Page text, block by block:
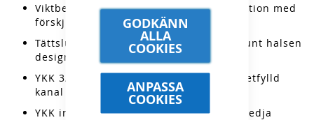
GODKÄNN
ALLA
COOKIES
ANPASSA
COOKIES
Viktbesparande v-formad kanalkonstruktion med
förskjutna sömmar
Tättslutande justerbar dunfylld kanal runt halsen
designad för minskad värmeförlust
YKK 3/4-lång huvuddragkedja med syntetfylld
kanal för att minska kallras
YKK invändig förvaringsficka med dragkedja